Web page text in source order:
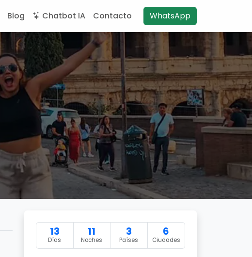
Blog Chatbot IA Contacto WhatsApp
13
Días
11
Noches
3
Países
6
Ciudades